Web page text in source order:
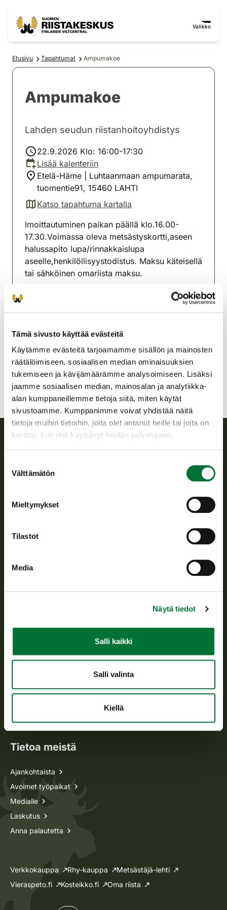
Tämä sivusto käyttää evästeitä
Käytämme evästeitä tarjoamamme sisällön ja mainosten
räätälöimiseen, sosiaalisen median ominaisuuksien
tukemiseen ja kävijämäärämme analysoimiseen. Lisäksi
jaamme sosiaalisen median, mainosalan ja analytiikka-
alan kumppaneillemme tietoja siitä, miten käytät
sivustoamme. Kumppanimme voivat yhdistää näitä
tietoja muihin tietoihin, joita olet antanut heille tai joita on
kerätty, kun olet käyttänyt heidän palvelujaan.
valinta
Välttämätön
Mieltymykset
Tilastot
Media
Näytä tiedot
Salli kaikki
Salli valinta
Kiellä
Valikko
Etusivu Tapahtumat Ampumakoe
Ampumakoe
Lahden seudun riistanhoitoyhdistys
22.9.2026 Klo: 16:00-17:30
Lisää kalenteriin
Etelä-Häme | Luhtaanmaan ampumarata,
tuomentie91, 15460 LAHTI
Katso tapahtuma kartalla
(avautuu uuteen välilehteen)
lmoittautuminen paikan päällä klo.16.00-
17.30.Voimassa oleva metsästyskortti,aseen
halussapito lupa/rinnakkaislupa
aseelle,henkilöllisyystodistus. Maksu käteisellä
tai sähköinen omariista maksu.
Lisätietoja Lasse Perttola 0405599207
Etelä-Häme
lasse.perttola@gmail.com
Suomen riistakeskus edistää kestävää riistataloutta, tukee
toimeenpanosta sekä vastaa sille säädetyistä julkisista
hallintotehtävistä.
Asiakaspalvelu
Usein kysytyt kysymykset
Kaikki yhteystiedot
Metsästyskortti-asiat
Tietoa meistä
Ajankohtaista
Avoimet työpaikat
Medialle
Laskutus
Anna palautetta
Verkkokauppa Rhy-kauppa
Metsästäjä-lehti
Vieraspeto.fi
Kosteikko.fi Oma riista